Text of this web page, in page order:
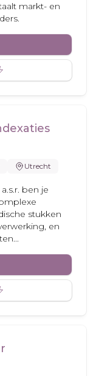
markt- en
Utrecht
ben je
stukken
en